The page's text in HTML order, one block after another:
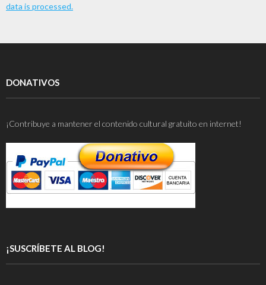
data is processed.
DONATIVOS
¡Contribuye a mantener el contenido cultural gratuito en internet!
¡SUSCRÍBETE AL BLOG!